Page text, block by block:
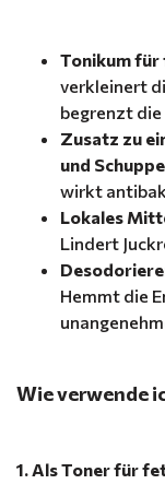
Tonikum für
verkleinert
begrenzt
Zusatz zu
und
wirkt
Lokales
Lindert
Hemmt die
Wie verwende
1. Als Toner für